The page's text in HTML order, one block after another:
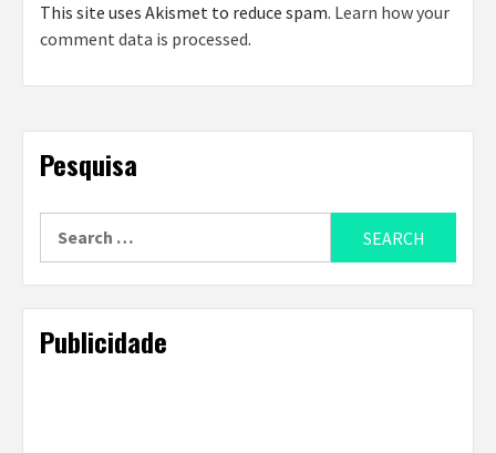
This site uses Akismet to reduce spam. Learn how your
comment data is processed.
Pesquisa
Publicidade